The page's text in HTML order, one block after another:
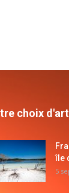
choix
île
5